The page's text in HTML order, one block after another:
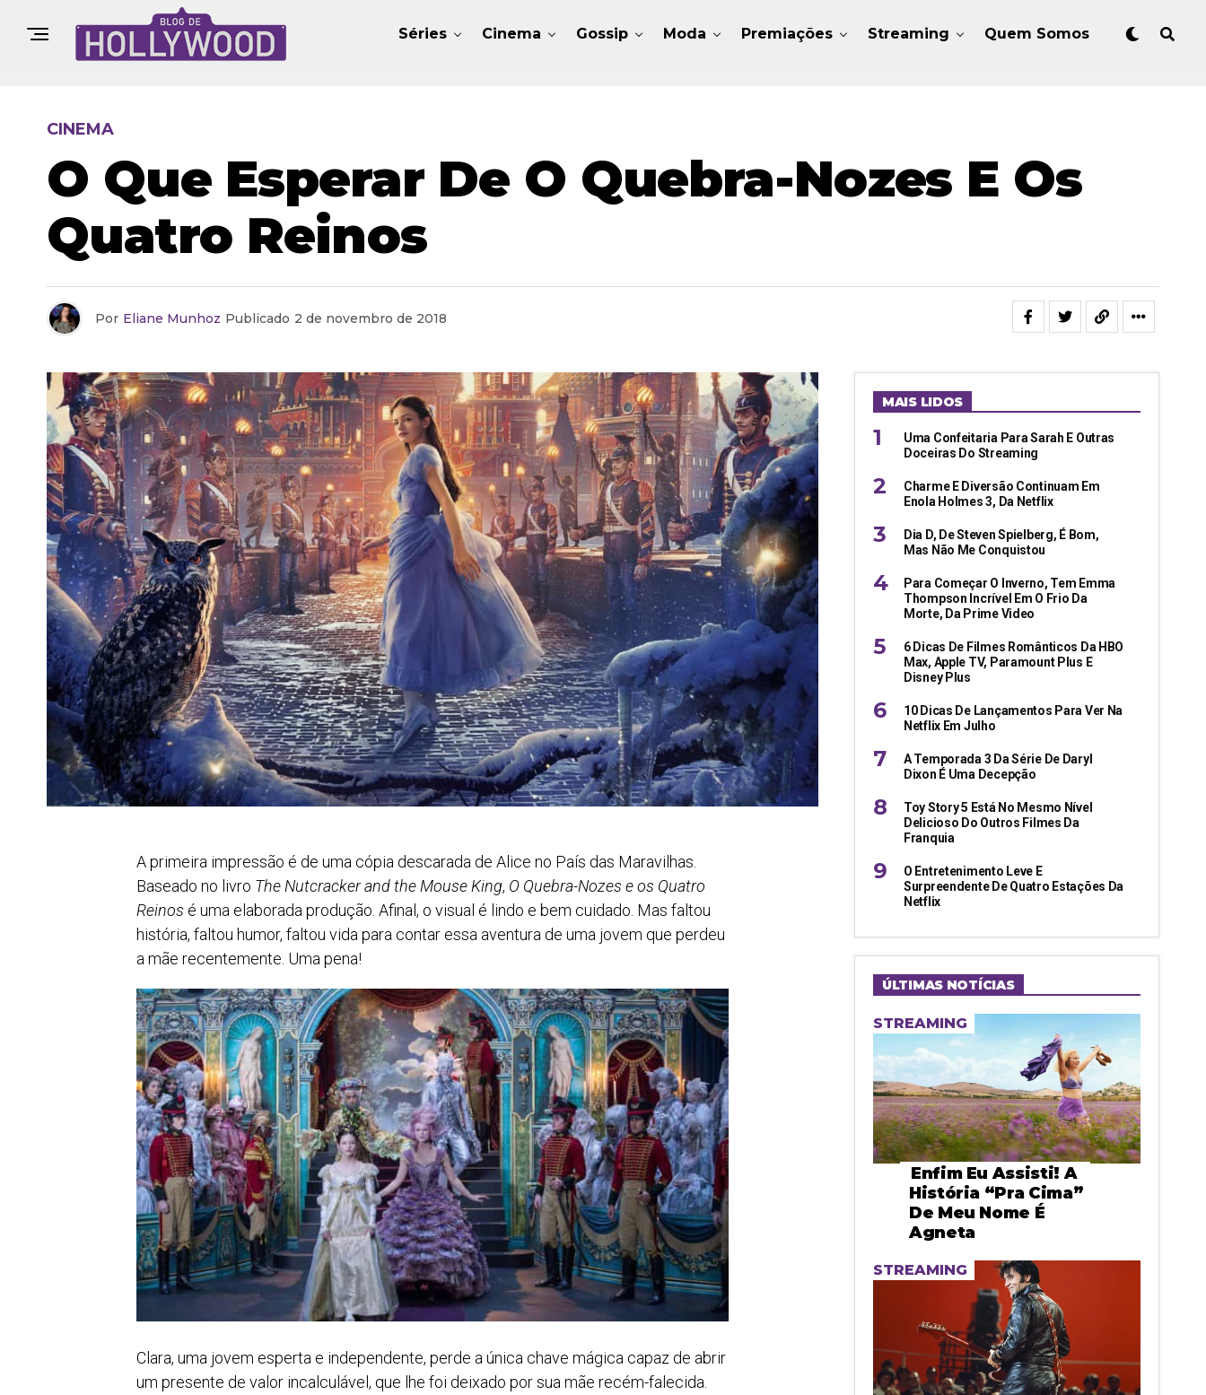
Séries Cinema Gossip Moda Premiações Streaming Quem Somos
CINEMA
O Que Esperar De O Quebra-Nozes E Os
Quatro Reinos
Por Eliane Munhoz Publicado 2 de novembro de 2018
A primeira impressão é de uma cópia descarada de Alice no País das Maravilhas.
Baseado no livro The Nutcrackerand the Mouse King, O Quebra-Nozes e os Quatro
Reinos é uma elaborada produção. Afinal, o visual é lindo e bem cuidado. Mas faltou
história, faltou humor, faltou vida para contar essa aventura de uma jovem que perdeu
a mãe recentemente. Uma pena!
Clara, uma jovem esperta e independente, perde a única chave mágica capaz de abrir
um presente de valor incalculável, que lhe foi deixado por sua mãe recém-falecida.
MAIS LIDOS
Uma Confeitaria Para Sarah E Outras
Doceiras Do Streaming
Charme E Diversão Continuam Em
Enola Holmes 3, Da Netflix
Dia D, De Steven Spielberg, É Bom,
Mas Não Me Conquistou
Para Começar O Inverno, Tem Emma
Thompson Incrível Em O Frio Da
Morte, Da Prime Video
6 Dicas De Filmes Românticos Da HBO
Max, Apple TV, Paramount Plus E
Disney Plus
10 Dicas De Lançamentos Para Ver Na
Netflix Em Julho
A Temporada 3 Da Série De Daryl
Dixon É Uma Decepção
Toy Story 5 Está No Mesmo Nível
Delicioso Do Outros Filmes Da
Franquia
O Entretenimento Leve E
Surpreendente De Quatro Estações Da
Netflix
ÚLTIMAS NOTÍCIAS
STREAMING
Enfim Eu Assisti! A
História “pra Cima”
De Meu Nome É
Agneta
STREAMING